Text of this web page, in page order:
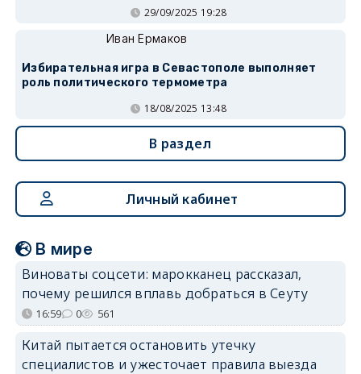
29/09/2025 19:28
Иван Ермаков
Избирательная игра в Севастополе выполняет
роль политического термометра
18/08/2025 13:48
В раздел
Личный кабинет
В мире
Виноваты соцсети: марокканец рассказал,
почему решился вплавь добраться в Сеуту
16:59 0 561
Китай пытается остановить утечку
специалистов и ужесточает правила выезда